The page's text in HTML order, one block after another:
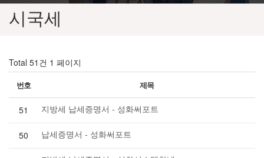
시국세
Total 51건 1 페이지
번호 제목
51 지방세 납세증명서 - 성화써포트
50 납세증명서 - 성화써포트